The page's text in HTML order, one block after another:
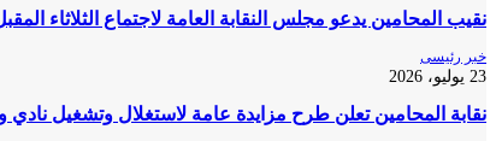
نقيب المحامين يدعو مجلس النقابة العامة لاجتماع الثلاثاء
خبر رئيسى
23 يوليو، 2026
نقابة المحامين تعلن طرح مزايدة عامة لاستغلال وتشغيل نادي